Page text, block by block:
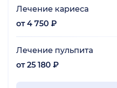
Лечение кариеса
от 4 750 ₽
Лечение пульпита
от 25 180 ₽